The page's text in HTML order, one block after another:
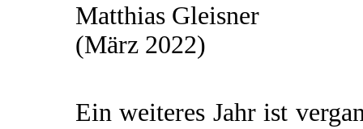
Matthias Gleisner
(März 2022)
Ein weiteres Jahr ist